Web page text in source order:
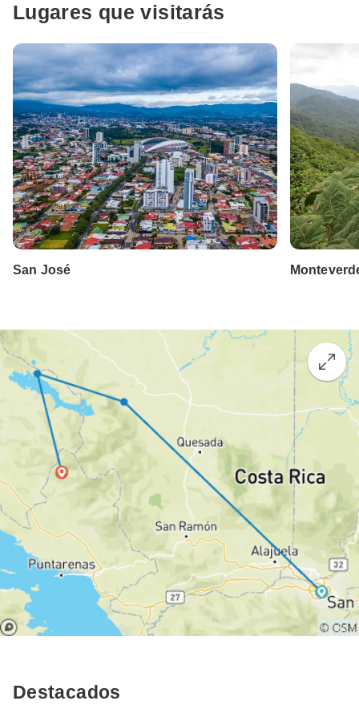
Lugares que visitarás
San José
Destacados